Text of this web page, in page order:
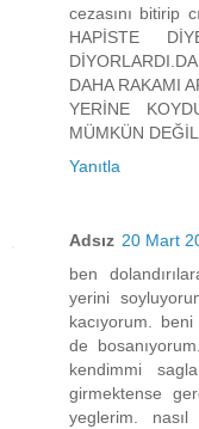
cezasını bitirip
HAPİSTE
DAHA RAKAMI
YERİNE
MÜMKÜN DEĞİL.
Yanıtla
Adsız 20 Mart
ben
yerini
kacıyorum.
de
kendimmi
girmektense
yeglerim.